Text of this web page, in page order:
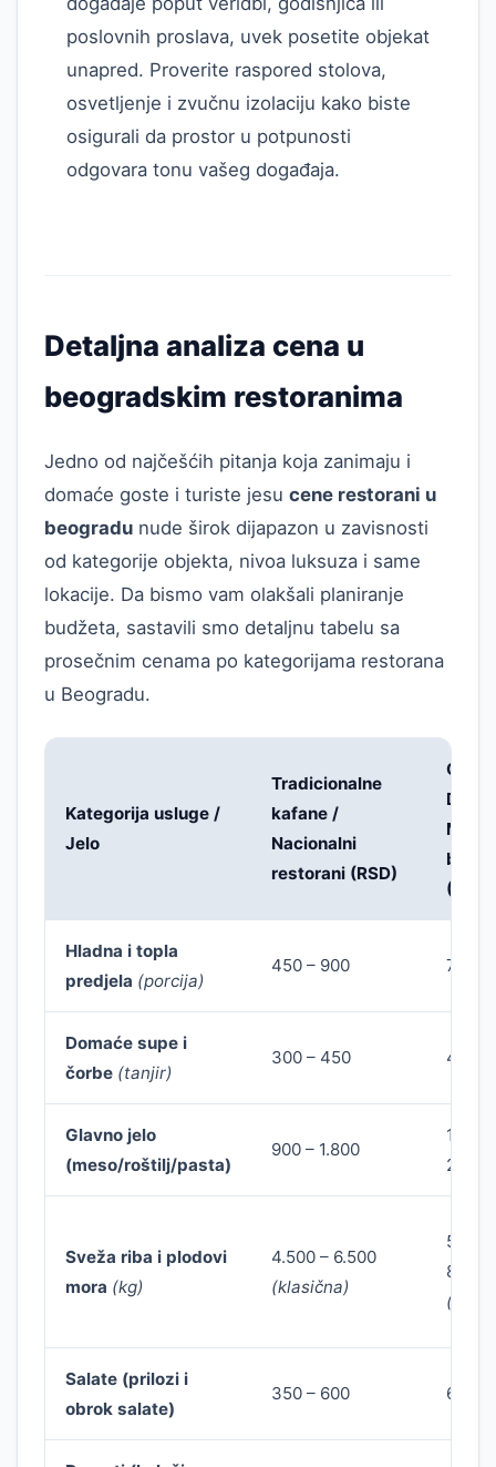
poslovnih proslava, uvek posetite objekat
unapred. Proverite raspored stolova,
osvetljenje i zvučnu izolaciju kako biste
osigurali da prostor u potpunosti
odgovara tonu vašeg događaja.
Detaljna analiza cena u
beogradskim restoranima
Jedno od najčešćih pitanja koja zanimaju i
domaće goste i turiste jesu cene restorani u
beogradu nude širok dijapazon u zavisnosti
od kategorije objekta, nivoa luksuza i same
lokacije. Da bismo vam olakšali planiranje
budžeta, sastavili smo detaljnu tabelu sa
prosečnim cenama po kategorijama restorana
u Beogradu.
Kategorija usluge /
Jelo
Tradicionalne
kafane /
Nacionalni
restorani (RSD)
(RSD)
Hladna i topla
predjela (porcija)
450 – 900 700 –
Domaće supe i
čorbe (tanjir)
300 – 450 400 –
Glavno jelo
(meso/roštilj/pasta)
900 – 1.800
1.200
2.600
Sveža riba i plodovi
mora (kg)
4.500 – 6.500
(klasična)
5.500
8.000
Salate (prilozi i
obrok salate)
350 – 600 650 –